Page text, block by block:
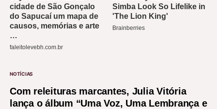
NOTÍCIAS
Com releituras marcantes, Julia Vitória
lança o álbum “Uma Voz, Uma Lembrança e